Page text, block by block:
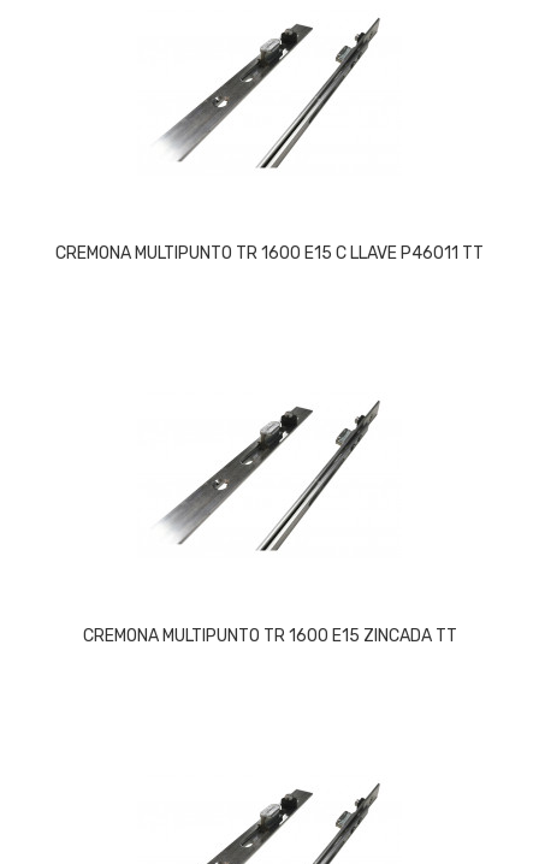
CREMONA MULTIPUNTO TR 1600 E15 C LLAVE P46011 TT
CREMONA MULTIPUNTO TR 1600 E15 ZINCADA TT